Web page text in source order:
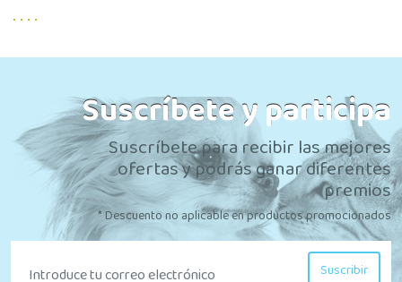
Suscríbete y participa
Suscríbete para recibir las mejores
ofertas y podrás ganar diferentes
premios
* Descuento no aplicable en productos promocionados
Suscribir